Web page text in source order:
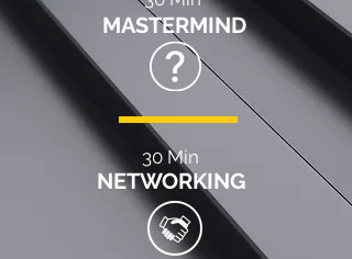
MASTERMIND
30 Min
NETWORKING